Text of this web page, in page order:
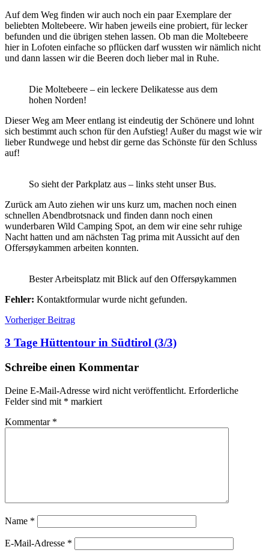
Auf dem Weg finden wir auch noch ein paar Exemplare der
beliebten Moltebeere. Wir haben jeweils eine probiert, für lecker
befunden und die übrigen stehen lassen. Ob man die Moltebeere
hier in Lofoten einfache so pflücken darf wussten wir nämlich nicht
und dann lassen wir die Beeren doch lieber mal in Ruhe.
Die Moltebeere – ein leckere Delikatesse aus dem
hohen Norden!
Dieser Weg am Meer entlang ist eindeutig der Schönere und lohnt
sich bestimmt auch schon für den Aufstieg! Außer du magst wie wir
lieber Rundwege und hebst dir gerne das Schönste für den Schluss
auf!
So sieht der Parkplatz aus – links steht unser Bus.
Zurück am Auto ziehen wir uns kurz um, machen noch einen
schnellen Abendbrotsnack und finden dann noch einen
wunderbaren Wild Camping Spot, an dem wir eine sehr ruhige
Nacht hatten und am nächsten Tag prima mit Aussicht auf den
Offersøykammen arbeiten konnten.
Bester Arbeitsplatz mit Blick auf den Offersøykammen
Fehler: Kontaktformular wurde nicht gefunden.
Berge
Beitragsnavigation
Vorheriger Beitrag
3 Tage Hüttentour in Südtirol (3/3)
Schreibe einen Kommentar
Deine E-Mail-Adresse wird nicht veröffentlicht. Erforderliche
Felder sind mit * markiert
Kommentar *
Name *
E-Mail-Adresse *